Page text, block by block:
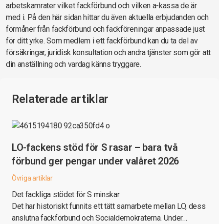
arbetskamrater vilket fackförbund och vilken a-kassa de är
med i. På den här sidan hittar du även aktuella erbjudanden och
förmåner från fackförbund och fackföreningar anpassade just
för ditt yrke. Som medlem i ett fackförbund kan du ta del av
försäkringar, juridisk konsultation och andra tjänster som gör att
din anställning och vardag känns tryggare.
Relaterade artiklar
LO-fackens stöd för S rasar – bara två
förbund ger pengar under valåret 2026
Övriga artiklar
Det fackliga stödet för S minskar
Det har historiskt funnits ett tätt samarbete mellan LO, dess
anslutna fackförbund och Socialdemokraterna. Under…